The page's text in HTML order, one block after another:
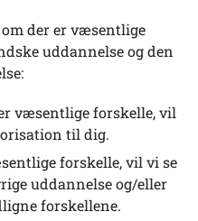
der er væsentlige
uddannelse og den
væsentlige forskelle, vil
til dig.
forskelle, vil vi se
uddannelse og/eller
forskellene.